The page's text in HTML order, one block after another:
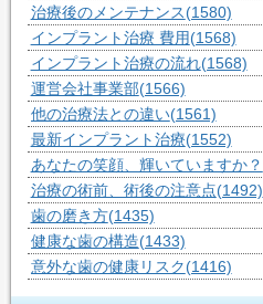
治療後のメンテナンス(1580)
インプラント治療 費用(1568)
インプラント治療の流れ(1568)
運営会社事業部(1566)
他の治療法との違い(1561)
最新インプラント治療(1552)
あなたの笑顔、輝いていますか？
治療の術前、術後の注意点(1492)
歯の磨き方(1435)
健康な歯の構造(1433)
意外な歯の健康リスク(1416)